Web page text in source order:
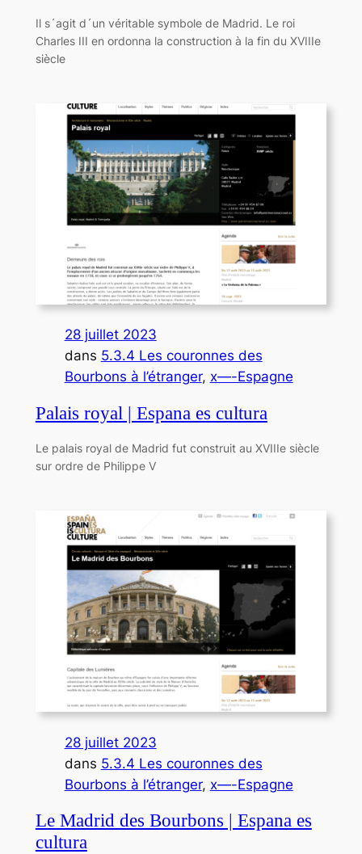
Il s´agit d´un véritable symbole de Madrid. Le roi
Charles III en ordonna la construction à la fin du XVIIIe
siècle
28 juillet 2023
dans 5.3.4 Les couronnes des
Bourbons à l’étranger, x—-Espagne
Palais royal | Espana es cultura
Le palais royal de Madrid fut construit au XVIIIe siècle
sur ordre de Philippe V
28 juillet 2023
dans 5.3.4 Les couronnes des
Bourbons à l’étranger, x—-Espagne
Le Madrid des Bourbons | Espana es
cultura